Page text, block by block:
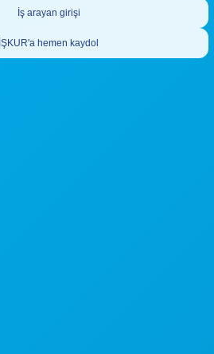
İş arayan girişi
İŞKUR'a hemen kaydol